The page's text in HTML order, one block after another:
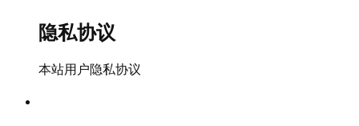
隐私协议
本站用户隐私协议